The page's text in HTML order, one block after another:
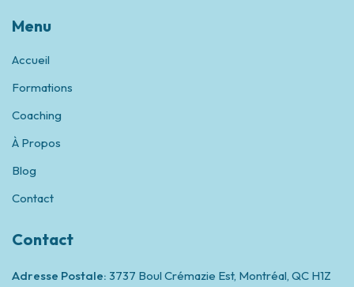
Menu
Accueil
Formations
Coaching
À Propos
Blog
Contact
Contact
Adresse Postale: 3737 Boul Crémazie Est, Montréal, QC H1Z